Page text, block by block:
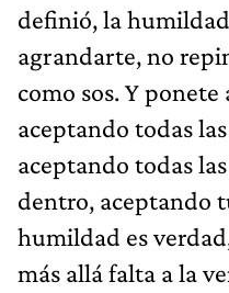
definió, la
agrandarte, no
como sos. Y
aceptando todas
aceptando todas
dentro, aceptando
humildad es
más allá falta a la